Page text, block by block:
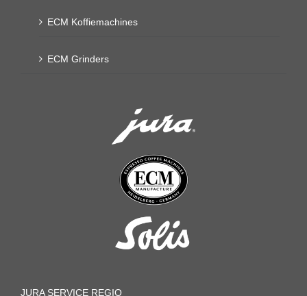
ECM Koffiemachines
ECM Grinders
JURA SERVICE REGIO